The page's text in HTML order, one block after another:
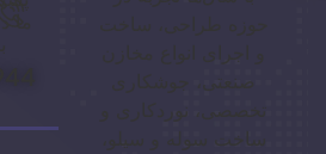
صنعتی، جوشکاری
تخصصی، نوردکاری و
ساخت سوله و سیلو،